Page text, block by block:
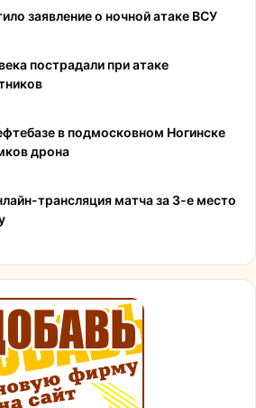
заявление о ночной атаке ВСУ
пострадали при атаке
в подмосковном Ногинске
дрона
трансляция матча за 3-е место